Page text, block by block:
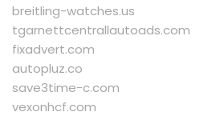
breitling-watches.us
tgarnettcentrallautoads.com
fixadvert.com
autopluz.co
save3time-c.com
vexonhcf.com